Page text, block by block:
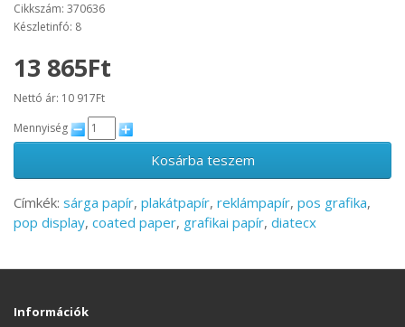
Cikkszám: 370636
Készletinfó: 8
13 865Ft
Nettó ár: 10 917Ft
Mennyiség
Kosárba teszem
Címkék: sárga papír, plakátpapír, reklámpapír, pos grafika,
pop display, coated paper, grafikai papír, diatecx
Információk